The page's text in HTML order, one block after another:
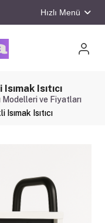
Hızlı Menü
Isıtıcı
Modelleri ve Fiyatları
Isıtıcı